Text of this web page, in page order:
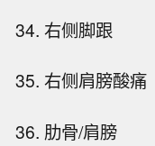
34. 右侧脚跟
35. 右侧肩膀酸痛
36. 肋骨/肩膀